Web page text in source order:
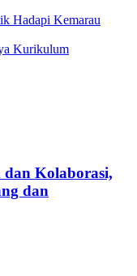
Hadapi Kemarau
Kurikulum
Kolaborasi,
dan